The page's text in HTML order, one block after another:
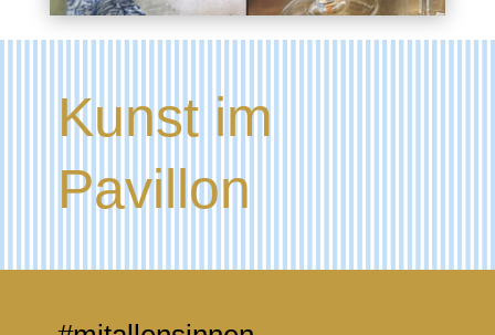
Kunst im
Pavillon